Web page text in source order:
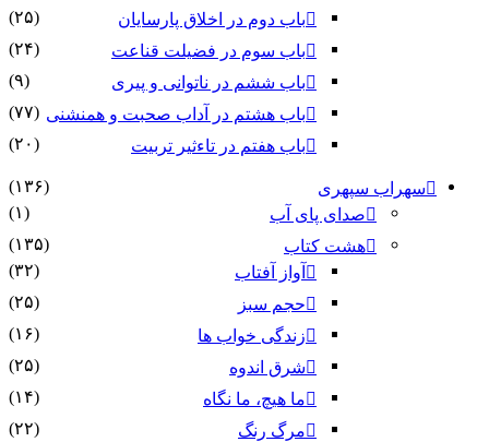
باب دوم در اخلاق پارسایان
(۲۵)
باب سوم در فضیلت قناعت
(۲۴)
باب ششم در ناتوانى و پیرى
(۹)
باب هشتم در آداب صحبت و همنشنى (۷۷)
باب هفتم در تاءثیر تربیت
(۲۰)
سهراب سپهری
(۱۳۶)
صدای پای آب
(۱)
هشت کتاب
(۱۳۵)
آواز آفتاب
(۳۲)
حجم سبز
(۲۵)
زندگی خواب ها
(۱۶)
شرق اندوه
(۲۵)
ما هیچ، ما نگاه
(۱۴)
مرگ رنگ
(۲۲)